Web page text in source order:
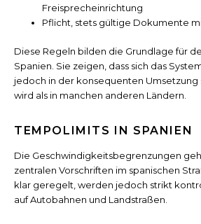
Freisprecheinrichtung
Pflicht, stets gültige Dokumente
Diese Regeln bilden die Grundlage für
Spanien. Sie zeigen, dass sich das
jedoch in der konsequenten
wird als in manchen anderen Ländern.
TEMPOLIMITS IN SPANIEN
Die Geschwindigkeitsbegrenzungen
zentralen Vorschriften im spanischen
klar geregelt, werden jedoch strikt
auf Autobahnen und Landstraßen.